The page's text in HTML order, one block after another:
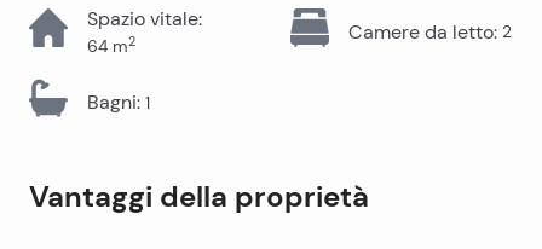
Spazio vitale:
64 m2 Camere da letto: 2
Bagni: 1
Vantaggi della proprietà